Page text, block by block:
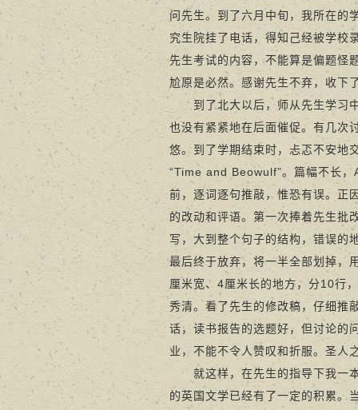
问先生。到了六月中旬，我所在的
究生院挂了电话，得知己经被学校
先生考试的内容，不能算是偏题怪
尬原是必然。感谢先生不弃，收下
到了北大以后，师从先生学习中
也没有紧紧地在后面催促。有几次
悠。到了学期结束时，忐忑不安地
“Time and Beowulf”。篇幅不长
前，逐词逐句推敲，惟恐有误。正
的改动和评语。第一次捧着先生批
写，大到整个句子的结构，错误的
最后终于放弃，将一半全部划掉，
厘米宽、4厘米长的地方，分10行
秀清。看了先生的修改稿，仔细推
话，读书报告的选题好，但讨论的
业，不能不令人赞叹和折服。圣人
就这样，在先生的指导下我一本
的英国文学已经有了一定的积累。